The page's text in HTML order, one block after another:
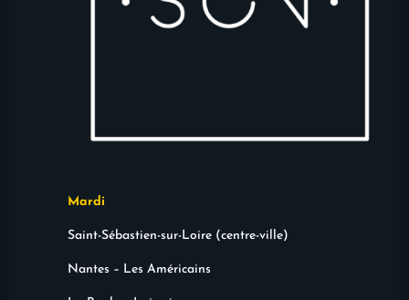
Mardi
Saint-Sébastien-sur-Loire (centre-ville)
Nantes – Les Américains